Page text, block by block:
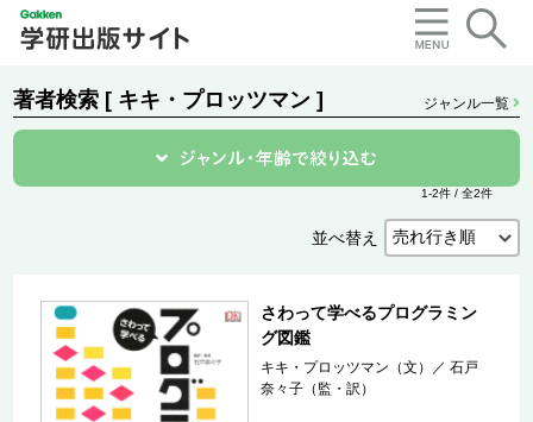
著者検索 [ キキ・プロッツマン ] ジャンル一覧
1-2件 / 全2件
並べ替え
さわって学べるプログラミン
グ図鑑
キキ・プロッツマン（文） ／石戸
奈々子（監・訳）